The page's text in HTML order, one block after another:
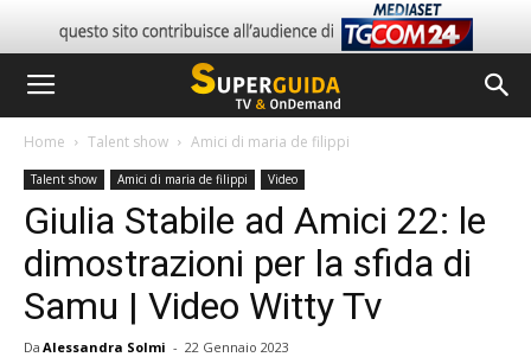
Home Talent show Amici di maria de filippi
Talent show Amici di maria de filippi Video
Giulia Stabile ad Amici 22: le
dimostrazioni per la sfida di
Samu | Video Witty Tv
Da Alessandra Solmi - 22 Gennaio 2023